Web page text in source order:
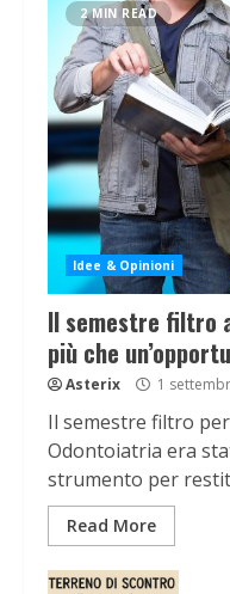
2 MIN READ
Idee & Opinioni
Il semestre filtro
più che
Asterix 1
Il semestre filtro per
Odontoiatria era
strumento per
Read More